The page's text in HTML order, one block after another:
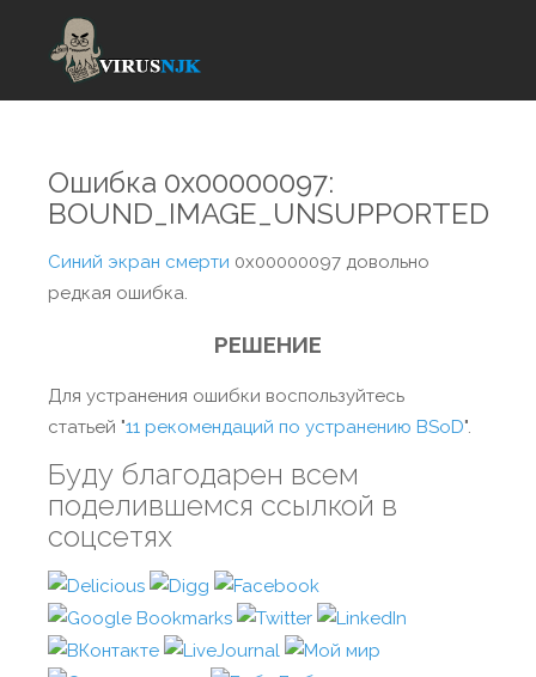
Ошибка 0x00000097:
BOUND_IMAGE_UNSUPPORTED
Синий экран смерти 0x00000097 довольно
редкая ошибка.
РЕШЕНИЕ
Для устранения ошибки воспользуйтесь
статьей "11 рекомендаций по устранению BSoD".
Буду благодарен всем
поделившемся ссылкой в
соцсетях